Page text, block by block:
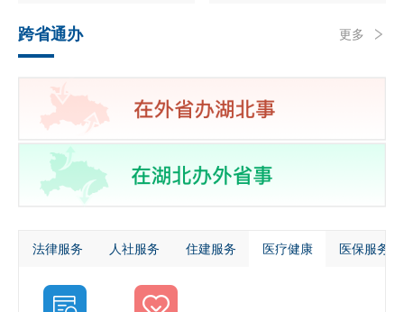
跨省通办 更多
法律服务 人社服务 住建服务 医疗健康 医保服务